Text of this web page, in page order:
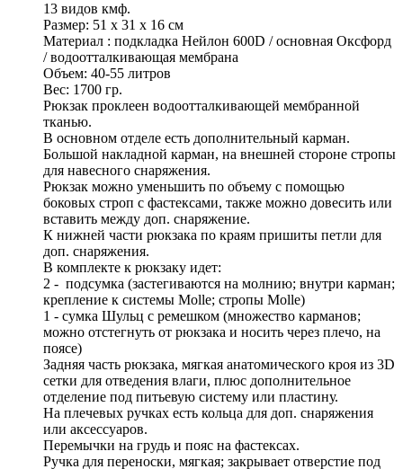
13 видов кмф.
Размер: 51 х 31 х 16 см
Материал : подкладка Нейлон 600D / основная Оксфорд
/ водоотталкивающая мембрана
Объем: 40-55 литров
Вес: 1700 гр.
Рюкзак проклеен водоотталкивающей мембранной
тканью.
В основном отделе есть дополнительный карман.
Большой накладной карман, на внешней стороне стропы
для навесного снаряжения.
Рюкзак можно уменьшить по объему с помощью
боковых строп с фастексами, также можно довесить или
вставить между доп. снаряжение.
К нижней части рюкзака по краям пришиты петли для
доп. снаряжения.
В комплекте к рюкзаку идет:
2 - подсумка (застегиваются на молнию; внутри карман;
крепление к системы Molle; стропы Molle)
1 - сумка Шульц с ремешком (множество карманов;
можно отстегнуть от рюкзака и носить через плечо, на
поясе)
Задняя часть рюкзака, мягкая анатомического кроя из 3D
сетки для отведения влаги, плюс дополнительное
отделение под питьевую систему или пластину.
На плечевых ручках есть кольца для доп. снаряжения
или аксессуаров.
Перемычки на грудь и пояс на фастексах.
Ручка для переноски, мягкая; закрывает отверстие под